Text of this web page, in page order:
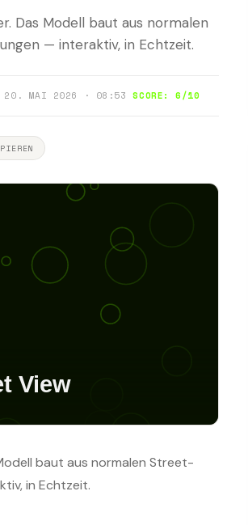
Das Modell baut aus normalen
— interaktiv, in Echtzeit.
20. MAI 2026 · 08:53 SCORE: 6/10
baut aus normalen Street-
in Echtzeit.